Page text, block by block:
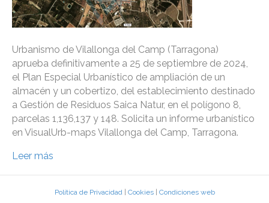
Urbanismo de Vilallonga del Camp (Tarragona)
aprueba definitivamente a 25 de septiembre de 2024,
el Plan Especial Urbanístico de ampliación de un
almacén y un cobertizo, del establecimiento destinado
a Gestión de Residuos Saica Natur, en el polígono 8,
parcelas 1,136,137 y 148. Solicita un informe urbanístico
en VisualUrb-maps Vilallonga del Camp, Tarragona.
Leer más
Política de Privacidad| Cookies| Condiciones web